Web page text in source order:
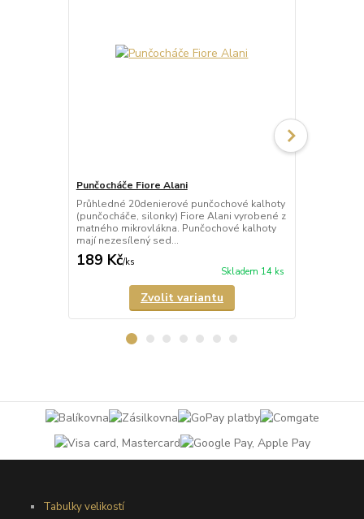
Punčocháče Fiore Alani
Průhledné 20denierové punčochové kalhoty
(punčocháče, silonky) Fiore Alani vyrobené z
matného mikrovlákna. Punčochové kalhoty
mají nezesílený sed...
189 Kč/ks
Skladem 14 ks
Zvolit variantu
Tabulky velikostí